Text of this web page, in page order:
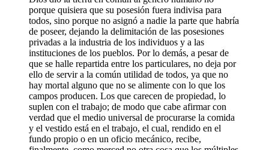
porque quisiera que su posesión fuera indivisa para
todos, sino porque no asignó a nadie la parte que habría
de poseer, dejando la delimitación de las posesiones
privadas a la industria de los individuos y a las
instituciones de los pueblos. Por lo demás, a pesar de
que se halle repartida entre los particulares, no deja por
ello de servir a la común utilidad de todos, ya que no
hay mortal alguno que no se alimente con lo que los
campos producen. Los que carecen de propiedad, lo
suplen con el trabajo; de modo que cabe afirmar con
verdad que el medio universal de procurarse la comida
y el vestido está en el trabajo, el cual, rendido en el
fundo propio o en un oficio mecánico, recibe,